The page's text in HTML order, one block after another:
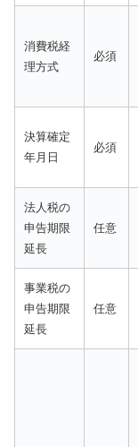
消費税経
理方式
必須
決算確定
年月日
必須
法人税の
申告期限
延長
任意
事業税の
申告期限
延長
任意